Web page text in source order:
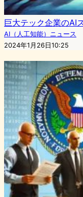
巨大テック企業のAI
AI（人工知能）ニュース
2024年1月26日10:25